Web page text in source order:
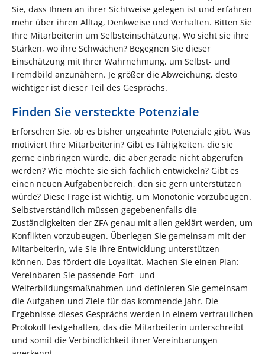
Sie, dass Ihnen an ihrer Sichtweise gelegen ist und erfahren
mehr über ihren Alltag, Denkweise und Verhalten. Bitten Sie
Ihre Mitarbeiterin um Selbsteinschätzung. Wo sieht sie ihre
Stärken, wo ihre Schwächen? Begegnen Sie dieser
Einschätzung mit Ihrer Wahrnehmung, um Selbst- und
Fremdbild anzunähern. Je größer die Abweichung, desto
wichtiger ist dieser Teil des Gesprächs.
Finden Sie versteckte Potenziale
Erforschen Sie, ob es bisher ungeahnte Potenziale gibt. Was
motiviert Ihre Mitarbeiterin? Gibt es Fähigkeiten, die sie
gerne einbringen würde, die aber gerade nicht abgerufen
werden? Wie möchte sie sich fachlich entwickeln? Gibt es
einen neuen Aufgabenbereich, den sie gern unterstützen
würde? Diese Frage ist wichtig, um Monotonie vorzubeugen.
Selbstverständlich müssen gegebenenfalls die
Zuständigkeiten der ZFA genau mit allen geklärt werden, um
Konflikten vorzubeugen. Überlegen Sie gemeinsam mit der
Mitarbeiterin, wie Sie ihre Entwicklung unterstützen
können. Das fördert die Loyalität. Machen Sie einen Plan:
Vereinbaren Sie passende Fort- und
Weiterbildungsmaßnahmen und definieren Sie gemeinsam
die Aufgaben und Ziele für das kommende Jahr. Die
Ergebnisse dieses Gesprächs werden in einem vertraulichen
Protokoll festgehalten, das die Mitarbeiterin unterschreibt
und somit die Verbindlichkeit ihrer Vereinbarungen